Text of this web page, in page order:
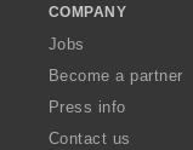
COMPANY
Jobs
Become a partner
Press info
Contact us